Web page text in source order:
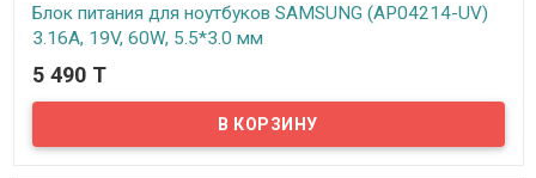
Блок питания для ноутбуков SAMSUNG (AP04214-UV)
3.16A, 19V, 60W, 5.5*3.0 мм
В наличии
Надёжный сетевой блок питания на 220 вольт для вашего
ноутбука SAMSUNG. Блок питания выдает напряжение: 19В и силу
тока 3.16А
5 490 T